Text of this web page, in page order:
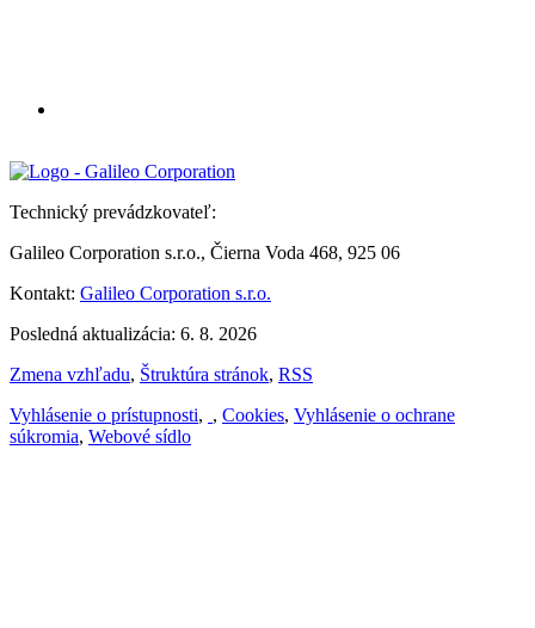
Technický prevádzkovateľ:
Galileo Corporation s.r.o., Čierna Voda 468, 925 06
Kontakt: Galileo Corporation s.r.o.
Posledná aktualizácia: 6. 8. 2026
Zmena vzhľadu, Štruktúra stránok, RSS
Vyhlásenie o prístupnosti, , Cookies, Vyhlásenie o ochrane
súkromia, Webové sídlo